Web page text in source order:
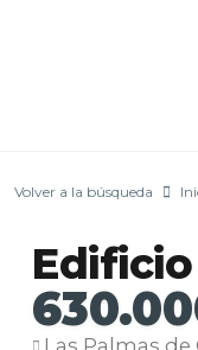
Volver a la búsqueda
Las Palmas de